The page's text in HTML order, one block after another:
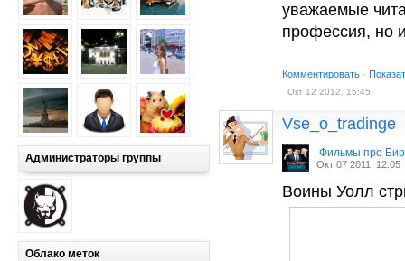
Администраторы группы
Облако меток
уважаемые
профессия, но
Комментировать ·
Окт 12 2012, 15:45
Vse_o_tradinge
Фильмы про
Окт 07 2011, 12:05
Воины Уолл